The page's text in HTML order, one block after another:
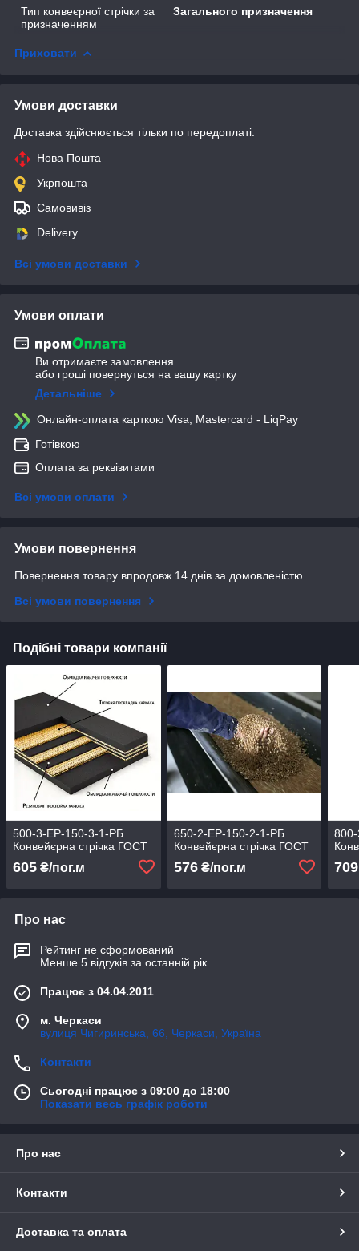
Тип конвеєрної стрічки за
призначенням
Загального призначення
Приховати
Умови доставки
Доставка здійснюється тільки по передоплаті.
Нова Пошта
Укрпошта
Самовивіз
Delivery
Всі умови доставки
Умови оплати
Ви отримаєте замовлення
або гроші повернуться на вашу картку
Детальніше
Онлайн-оплата карткою Visa, Mastercard - LiqPay
Готівкою
Оплата за реквізитами
Всі умови оплати
Умови повернення
Повернення товару впродовж 14 днів за домовленістю
Всі умови повернення
Подібні товари компанії
500-3-ЕР-150-3-1-РБ
Конвейєрна стрічка ГОСТ
605 ₴/пог.м
650-2-ЕР-150-2-1-РБ
Конвейєрна стрічка ГОСТ
576₴/пог.м 709
Про нас
Рейтинг не сформований
Менше 5 відгуків за останній рік
Працює з 04.04.2011
м. Черкаси
вулиця Чигиринська, 66, Черкаси, Україна
Контакти
Сьогодні працює з 09:00 до 18:00
Показати весь графік роботи
Про нас
Контакти
Доставка та оплата